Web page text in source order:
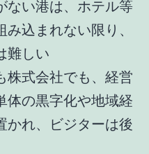
ない港は、ホテル等
込まれない限り、
難しい
株式会社でも、経営
体の黒字化や地域経
かれ、ビジターは後